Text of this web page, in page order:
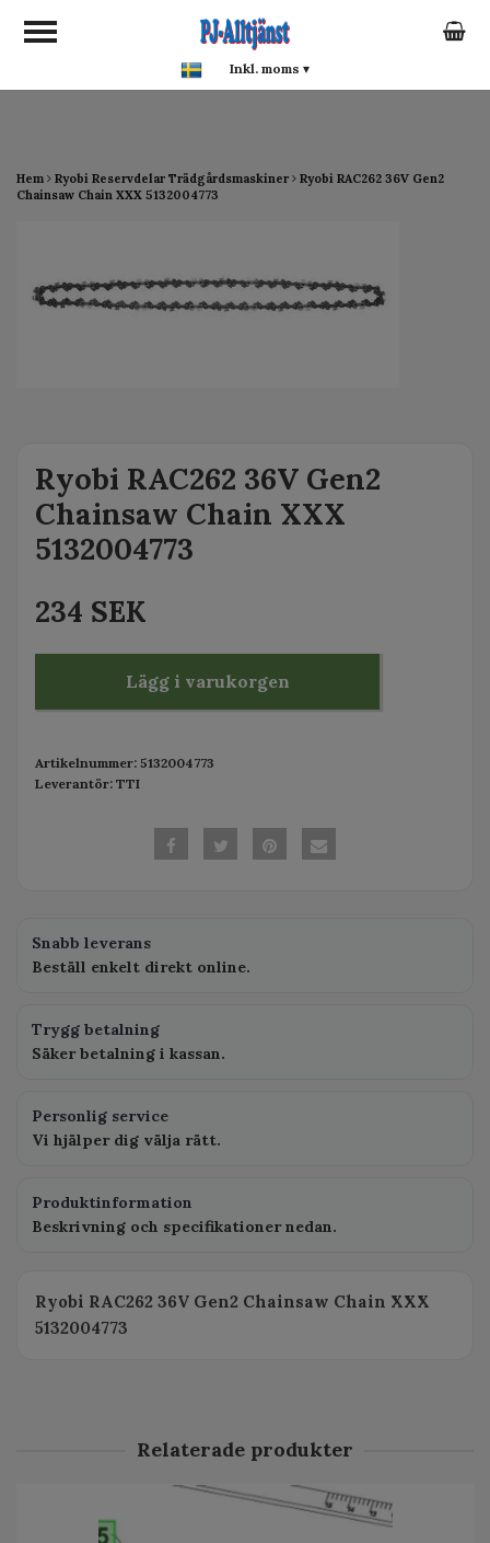
google-site-verification:
google0142a1f5f0015a93.html
Hem Ryobi Reservdelar Trädgårdsmaskiner
Ryobi RAC262 36V Gen2
Chainsaw Chain XXX 5132004773
Ryobi RAC262 36V Gen2
Chainsaw Chain XXX
5132004773
234 SEK
Lägg i varukorgen
Artikelnummer: 5132004773
Leverantör: TTI
Snabb leverans
Beställ enkelt direkt online.
Trygg betalning
Säker betalning i kassan.
Personlig service
Vi hjälper dig välja rätt.
Produktinformation
Beskrivning och specifikationer nedan.
Ryobi RAC262 36V Gen2 Chainsaw Chain XXX
5132004773
Relaterade produkter
Inkl. moms ▾